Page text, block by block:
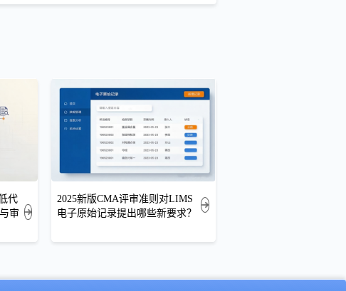
代
审
2025新版CMA评审准则对LIMS
电子原始记录提出哪些新要求？